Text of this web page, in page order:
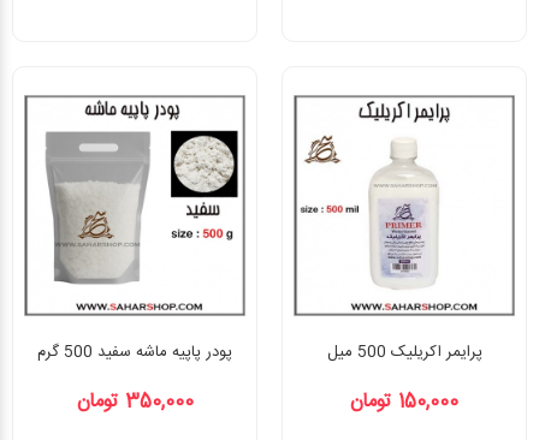
پرایمر اکریلیک 500 میل
150,000 تومان
پودر پاپیه ماشه سفید 500 گرم
350,000 تومان